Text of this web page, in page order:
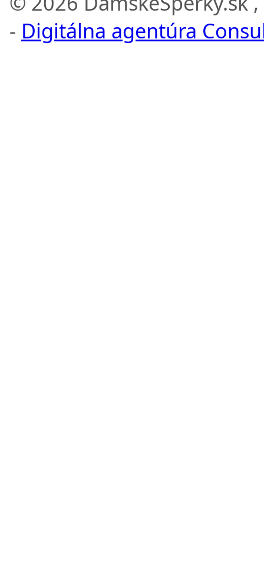
- Digitálna agentúra